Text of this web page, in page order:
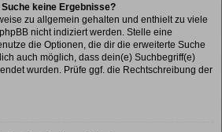
keine Ergebnisse?
zu allgemein gehalten und enthielt zu viele
nicht indiziert werden. Stelle eine
die Optionen, die dir die erweiterte Suche
auch möglich, dass dein(e) Suchbegriff(e)
wurden. Prüfe ggf. die Rechtschreibung der